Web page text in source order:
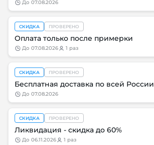
до 07.08.2026
СКИДКА ПРОВЕРЕНО
Оплата только после примерки
до 07.08.2026 1 раз
СКИДКА ПРОВЕРЕНО
Бесплатная доставка по всей России
до 07.08.2026
СКИДКА ПРОВЕРЕНО
Ликвидация - скидка до 60%
до 06.11.2026 1 раз